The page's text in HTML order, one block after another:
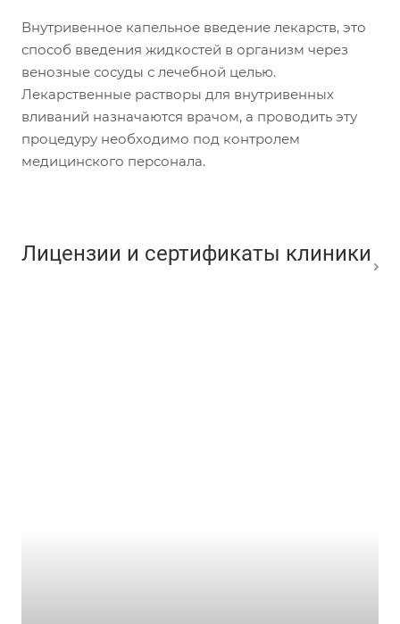
Внутривенное капельное введение лекарств, это
способ введения жидкостей в организм через
венозные сосуды с лечебной целью.
Лекарственные растворы для внутривенных
вливаний назначаются врачом, а проводить эту
процедуру необходимо под контролем
медицинского персонала.
Лицензии и сертификаты клиники